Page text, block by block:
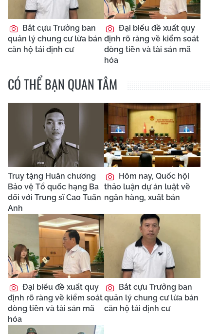
Bắt cựu Trưởng ban
quản lý chung cư lừa bán
căn hộ tái định cư
Đại biểu đề xuất quy
định rõ ràng về kiểm soát
dòng tiền và tài sản mã
hóa
CÓ THỂ BẠN QUAN TÂM
Truy tặng Huân chương
Bảo vệ Tổ quốc hạng Ba
đối với Trung sĩ Cao Tuấn
Anh
Hôm nay, Quốc hội
thảo luận dự án luật về
ngân hàng, xuất bản
Đại biểu đề xuất quy
định rõ ràng về kiểm soát
dòng tiền và tài sản mã
hóa
Bắt cựu Trưởng ban
quản lý chung cư lừa bán
căn hộ tái định cư